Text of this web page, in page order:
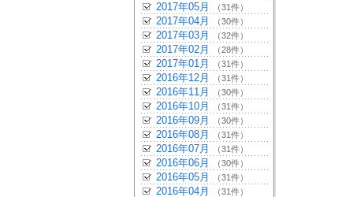
2017年05月 （31件）
2017年04月 （30件）
2017年03月 （32件）
2017年02月 （28件）
2017年01月 （31件）
2016年12月 （31件）
2016年11月 （30件）
2016年10月 （31件）
2016年09月 （30件）
2016年08月 （31件）
2016年07月 （31件）
2016年06月 （30件）
2016年05月 （31件）
2016年04月 （31件）